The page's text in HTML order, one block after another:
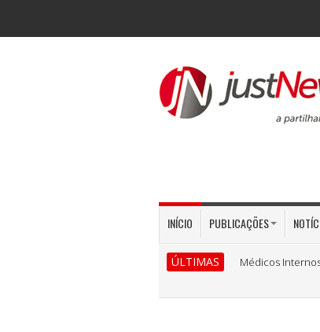
INÍCIO PUBLICAÇÕES
ÚLTIMAS Médicos